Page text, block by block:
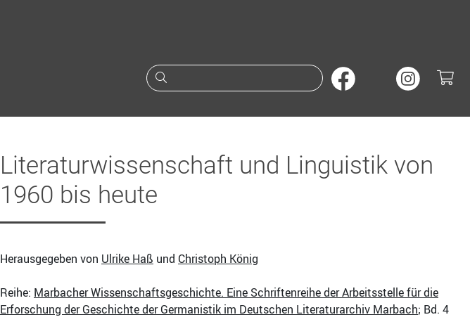
Suche nach Büchern oder
Literaturwissenschaft und Linguistik von
1960 bis heute
Herausgegeben von Ulrike Haß und Christoph König
Reihe: Marbacher Wissenschaftsgeschichte. Eine Schriftenreihe der Arbeitsstelle für die
Erforschung der Geschichte der Germanistik im Deutschen Literaturarchiv Marbach; Bd. 4